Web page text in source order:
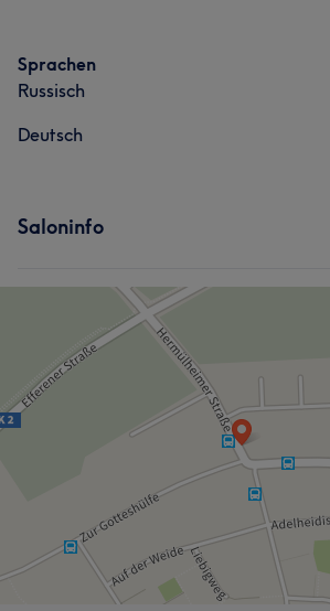
Sprachen
Russisch
Deutsch
Saloninfo